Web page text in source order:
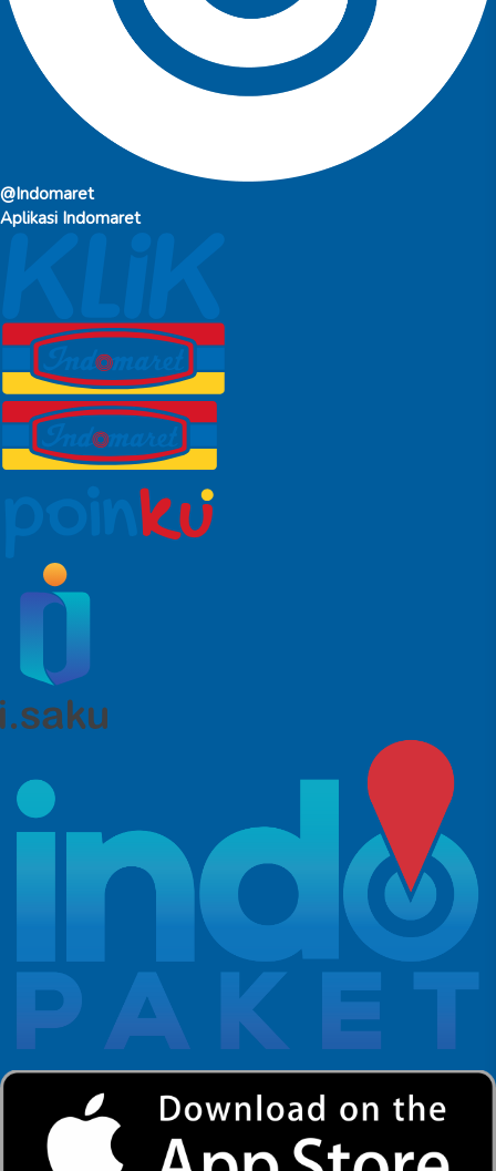
@Indomaret
Aplikasi Indomaret